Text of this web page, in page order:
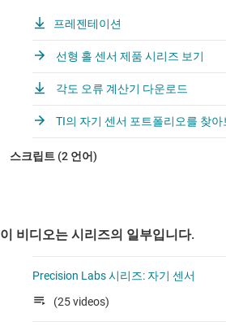
프레젠테이션
선형 홀 센서 제품 시리즈 보기
각도 오류 계산기 다운로드
TI의 자기 센서 포트폴리오를 찾아
이 비디오는 시리즈의 일부입니다.
Precision Labs 시리즈: 자기 센서
(25 videos)